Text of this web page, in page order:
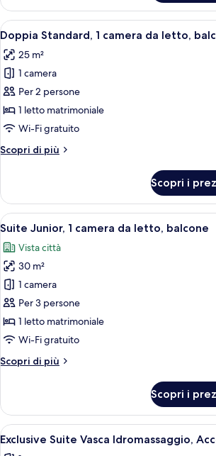
matrimoniale
Economy
uso
singolo,
letto
matrimoniale
Apri
tutte
le
foto
per
Doppia
Standard,
camera
balcone
Una
4
Doppia Standard, 1 camera da letto,
25 m²
1 camera
Per 2 persone
1 letto matrimoniale
Wi-Fi gratuito
Scopri di più
Altri
Standard,
camera
letto,
balcone
Scopri i
Apri
tutte
le
foto
per
Suite
Junior,
1
camera
da
Una
15
Suite Junior, 1 camera da letto, balcone
Vista città
30 m²
1 camera
Per 3 persone
1 letto matrimoniale
Wi-Fi gratuito
Scopri di più
Altri
Junior,
camera
Scopri i
Apri
tutte
Un bagno
7
Exclusive Suite Vasca Idromassaggio,